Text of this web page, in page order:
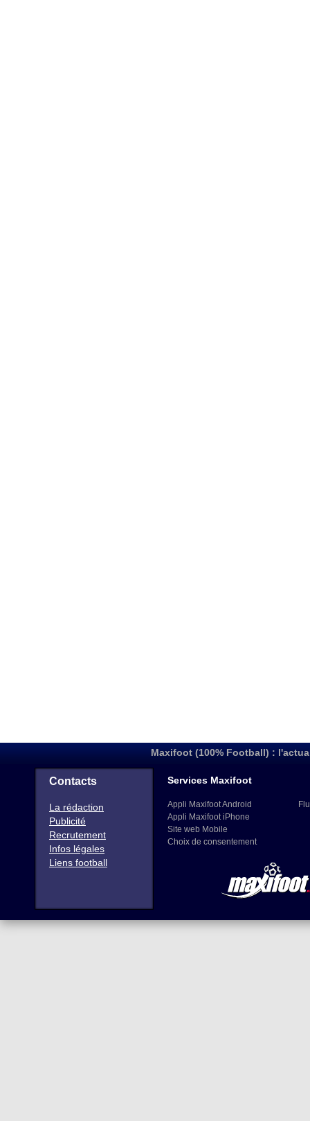
Maxifoot (100% Football) :
Contacts
La rédaction
Publicité
Recrutement
Infos légales
Liens football
Services Maxifoot
Appli Maxifoot Android
Appli Maxifoot iPhone
Site web Mobile
Choix de consentement